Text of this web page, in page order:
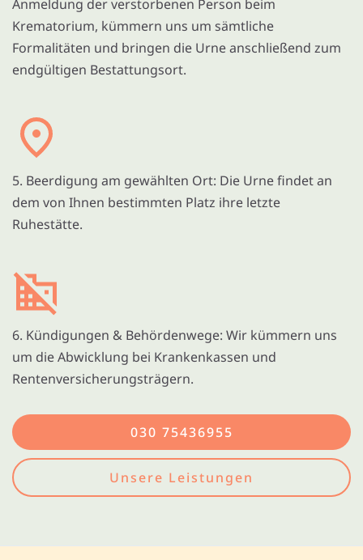
Anmeldung der verstorbenen Person beim
Krematorium, kümmern uns um sämtliche
Formalitäten und bringen die Urne anschließend zum
endgültigen Bestattungsort.
5. Beerdigung am gewählten Ort: Die Urne findet an
dem von Ihnen bestimmten Platz ihre letzte
Ruhestätte.
6. Kündigungen & Behördenwege: Wir kümmern uns
um die Abwicklung bei Krankenkassen und
Rentenversicherungsträgern.
030 75436955
Unsere Leistungen